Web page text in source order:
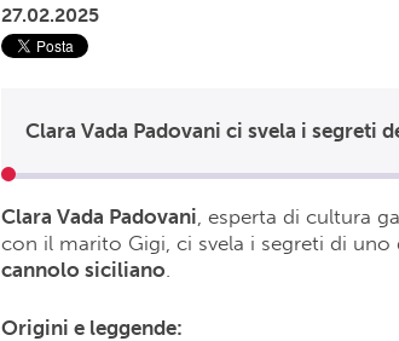
27.02.2025
Clara Vada Padovani ci svela i segreti
Clara Vada Padovani, esperta di cultura
con il marito Gigi, ci svela i segreti di
cannolo siciliano.
Origini e leggende: